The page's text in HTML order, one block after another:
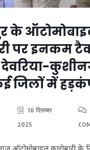
के
पर इनकम
देवरिया-
जिलों में
16 दिसम्बर
2025